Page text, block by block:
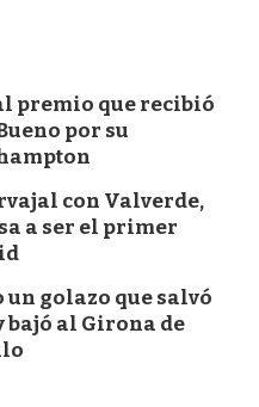
premio que recibió
por su
con Valverde,
a ser el primer
golazo que salvó
bajó al Girona de